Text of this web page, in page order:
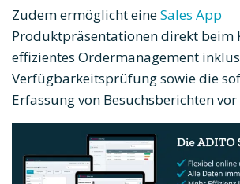
Zudem ermöglicht eineSales App
Produktpräsentationen direkt beim
effizientes Ordermanagement
Verfügbarkeitsprüfung sowie die
Erfassung von Besuchsberichten vor